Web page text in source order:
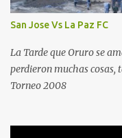
San Jose Vs La Paz FC
La Tarde que Oruro se
perdieron muchas cosas,
Torneo 2008